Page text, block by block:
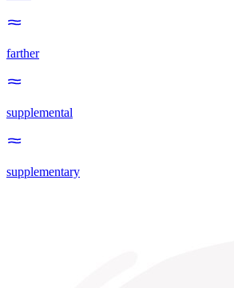
farther
supplemental
supplementary